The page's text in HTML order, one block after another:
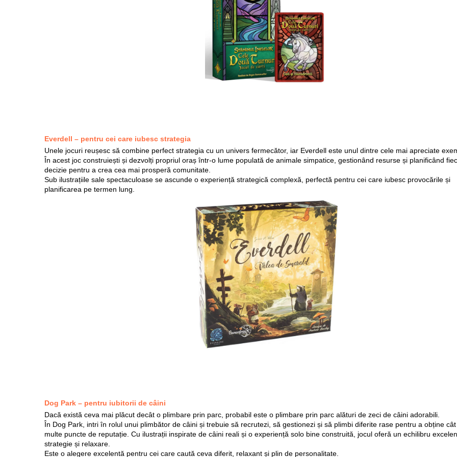
Everdell – pentru cei care iubesc strategia
Unele jocuri reușesc să combine perfect strategia cu un univers fermecător, iar Everdell este unul dintre cele mai apreciate
În acest joc construiești și dezvolți propriul oraș într-o lume populată de animale simpatice, gestionând resurse și planificând
decizie pentru a crea cea mai prosperă comunitate.
Sub ilustrațiile sale spectaculoase se ascunde o experiență strategică complexă, perfectă pentru cei care iubesc provocările și
planificarea pe termen lung.
Dog Park – pentru iubitorii de câini
Dacă există ceva mai plăcut decât o plimbare prin parc, probabil este o plimbare prin parc alături de zeci de câini adorabili.
În Dog Park, intri în rolul unui plimbător de câini și trebuie să recrutezi, să gestionezi și să plimbi diferite rase pentru a obține
multe puncte de reputație. Cu ilustrații inspirate de câini reali și o experiență solo bine construită, jocul oferă un echilibru
strategie și relaxare.
Este o alegere excelentă pentru cei care caută ceva diferit, relaxant și plin de personalitate.